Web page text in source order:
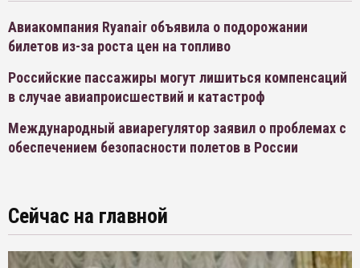
Авиакомпания Ryanair объявила о подорожании
билетов из-за роста цен на топливо
Российские пассажиры могут лишиться компенсаций
в случае авиапроисшествий и катастроф
Международный авиарегулятор заявил о проблемах с
обеспечением безопасности полетов в России
Сейчас на главной